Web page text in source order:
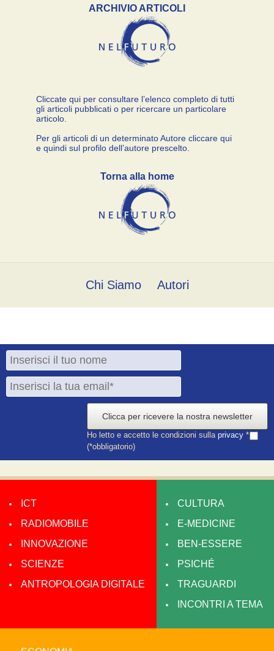
ARCHIVIO ARTICOLI
Cliccate qui per consultare l’elenco completo di tutti
gli articoli pubblicati o per ricercare un particolare
articolo.
Per gli articoli di un determinato Autore cliccare qui
e quindi sul profilo dell’autore prescelto.
Torna alla home
Chi Siamo Autori
Clicca per ricevere la nostra newsletter
Ho letto e accetto le condizioni sulla privacy *
(*obbligatorio)
ICT
RADIOMOBILE
INNOVAZIONE
SCIENZE
ANTROPOLOGIA DIGITALE
CULTURA
E-MEDICINE
BEN-ESSERE
PSICHÉ
TRAGUARDI
INCONTRI A TEMA